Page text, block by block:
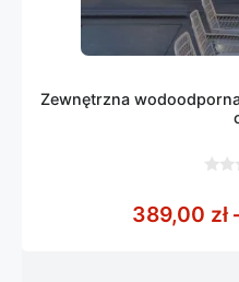
Zewnętrzna
5
389,00 zł